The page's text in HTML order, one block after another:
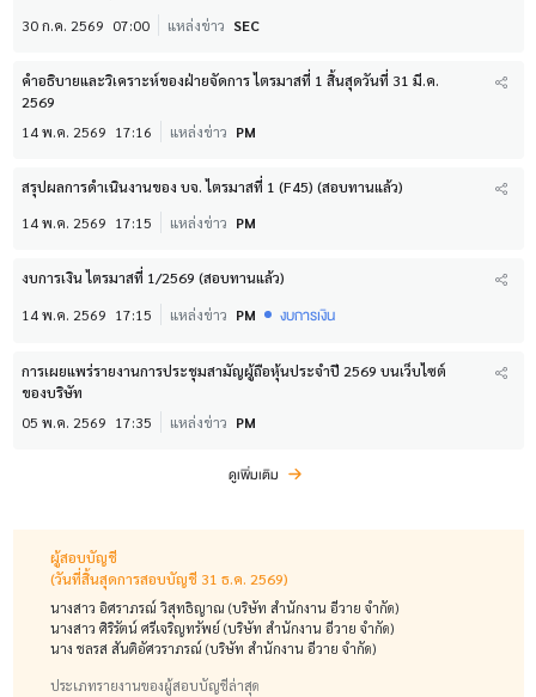
30 ก.ค. 2569 07:00 แหล่งข่าว SEC
คำอธิบายและวิเคราะห์ของฝ่ายจัดการ ไตรมาสที่ 1 สิ้นสุดวันที่ 31 มี.ค.
2569
14 พ.ค. 2569 17:16 แหล่งข่าว PM
สรุปผลการดำเนินงานของ บจ. ไตรมาสที่ 1 (F45) (สอบทานแล้ว)
14 พ.ค. 2569 17:15 แหล่งข่าว PM
งบการเงิน ไตรมาสที่ 1/2569 (สอบทานแล้ว)
14 พ.ค. 2569 17:15 แหล่งข่าว PM งบการเงิน
การเผยแพร่รายงานการประชุมสามัญผู้ถือหุ้นประจำปี 2569 บนเว็บไซต์
ของบริษัท
05 พ.ค. 2569 17:35 แหล่งข่าว PM
ดูเพิ่มเติม
ผู้สอบบัญชี
(วันที่สิ้นสุดการสอบบัญชี 31 ธ.ค. 2569)
นางสาว อิศราภรณ์ วิสุทธิญาณ (บริษัท สำนักงาน อีวาย จำกัด)
นางสาว ศิริรัตน์ ศรีเจริญทรัพย์ (บริษัท สำนักงาน อีวาย จำกัด)
นาง ชลรส สันติอัศวราภรณ์ (บริษัท สำนักงาน อีวาย จำกัด)
ประเภทรายงานของผู้สอบบัญชีล่าสุด